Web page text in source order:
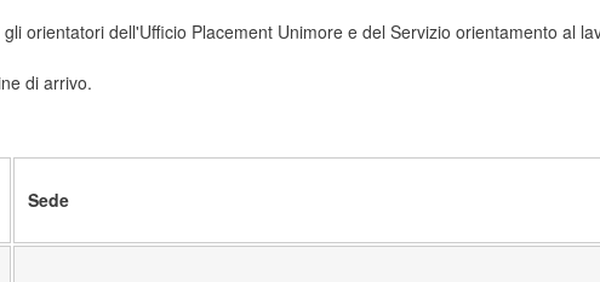
orientatori dell'Ufficio Placement Unimore e del Servizio orientamento al
di arrivo.
Sede